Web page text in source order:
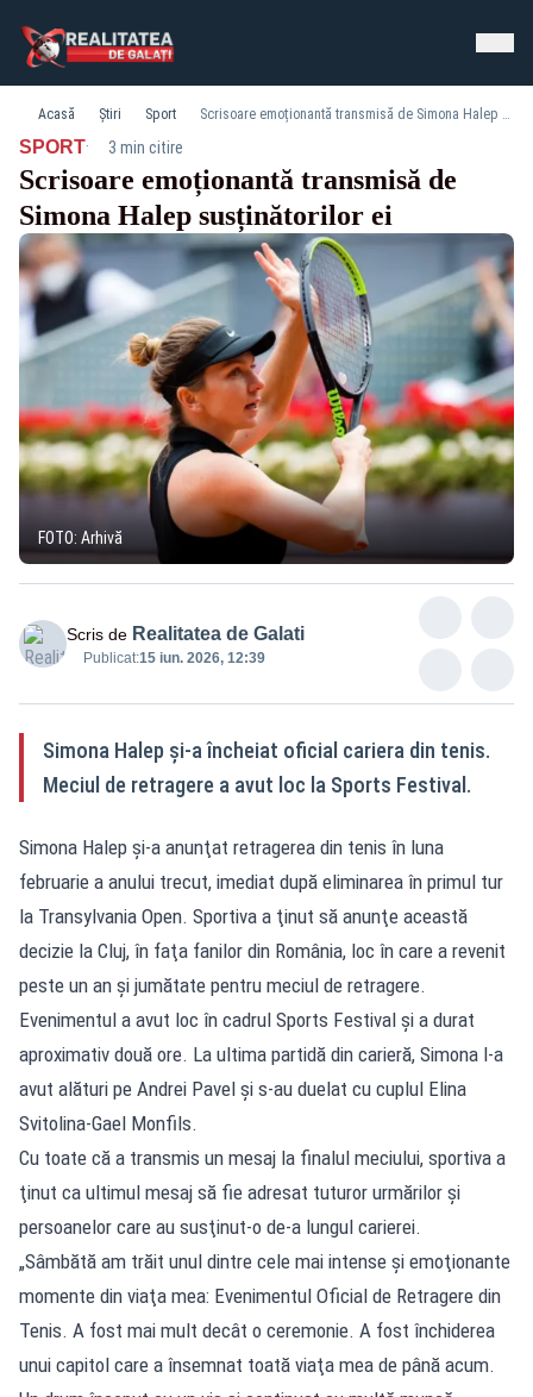
Acasă Știri Sport Scrisoare emoționantă transmisă de Simona Halep susținătorilor ei
SPORT· 3 min citire
Scrisoare emoționantă transmisă de
Simona Halep susținătorilor ei
FOTO: Arhivă
Scris de Realitatea de Galati
Publicat:15 iun. 2026, 12:39
Simona Halep şi-a încheiat oficial cariera din tenis.
Meciul de retragere a avut loc la Sports Festival.
Simona Halep şi-a anunţat retragerea din tenis în luna
februarie a anului trecut, imediat după eliminarea în primul tur
la Transylvania Open. Sportiva a ţinut să anunţe această
decizie la Cluj, în faţa fanilor din România, loc în care a revenit
peste un an şi jumătate pentru meciul de retragere.
Evenimentul a avut loc în cadrul Sports Festival şi a durat
aproximativ două ore. La ultima partidă din carieră, Simona l-a
avut alături pe Andrei Pavel şi s-au duelat cu cuplul Elina
Svitolina-Gael Monfils.
Cu toate că a transmis un mesaj la finalul meciului, sportiva a
ţinut ca ultimul mesaj să fie adresat tuturor urmărilor şi
persoanelor care au susţinut-o de-a lungul carierei.
„Sâmbătă am trăit unul dintre cele mai intense şi emoţionante
momente din viaţa mea: Evenimentul Oficial de Retragere din
Tenis. A fost mai mult decât o ceremonie. A fost închiderea
unui capitol care a însemnat toată viaţa mea de până acum.